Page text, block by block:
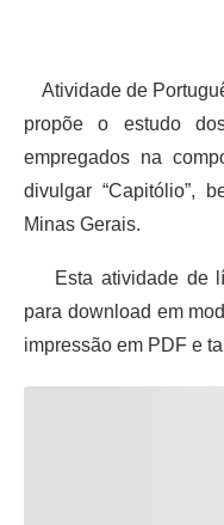
Atividade de
propõe o estudo
empregados na
divulgar “Capitólio”,
Minas Gerais.
Esta atividade de
para download em
impressão em PDF e